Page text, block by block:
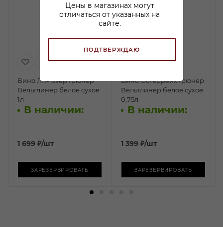
Цены в магазинах могут
отличаться от указанных на
сайте.
ПОДТВЕРЖДАЮ
Вино Л. Мозер Грюнер
Вельтлинер белое сухое
1л
В наличии:
1 699 ₽/шт
ЗАРЕЗЕРВИРОВАТЬ
Вино Остеррайх Грюнер
Вельтлинер белое сухое
0,75л
В наличии:
1 399 ₽/шт
ЗАРЕЗЕРВИРОВАТЬ